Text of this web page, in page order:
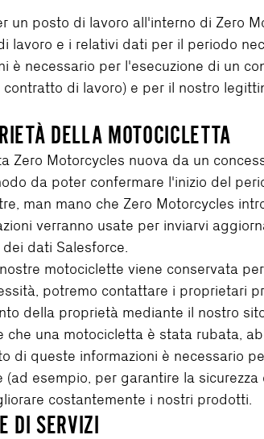
un posto di lavoro all'interno di Zero
lavoro e i relativi dati per il periodo
è necessario per l'esecuzione di un
di lavoro) e per il nostro
DELLA MOTOCICLETTA
Zero Motorcycles nuova da un
da poter confermare l'inizio del
man mano che Zero Motorcycles
verranno usate per inviarvi
dati Salesforce.
motociclette viene conservata
potremo contattare i proprietari
della proprietà mediante il nostro
che una motocicletta è stata rubata,
di queste informazioni è necessario
esempio, per garantire la
costantemente i nostri prodotti.
DI SERVIZI